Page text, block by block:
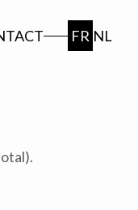
FR NL